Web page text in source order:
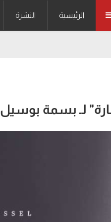
الرئيسية النشرة
لـ بسمة بوسيل